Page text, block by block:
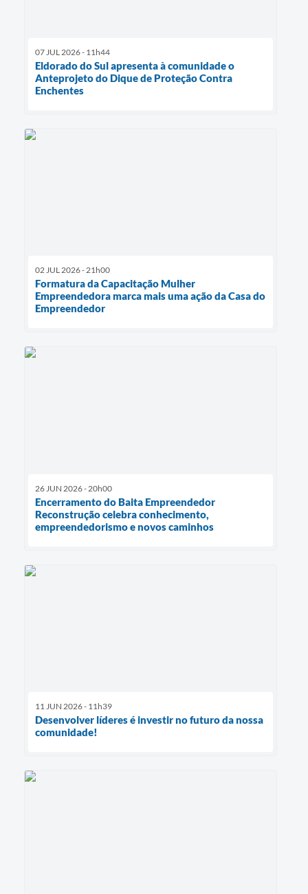
07 JUL 2026 - 11h44
Eldorado do Sul apresenta à comunidade o
Anteprojeto do Dique de Proteção Contra
Enchentes
02 JUL 2026 - 21h00
Formatura da Capacitação Mulher
Empreendedora marca mais uma ação da Casa do
Empreendedor
26 JUN 2026 - 20h00
Encerramento do Baita Empreendedor
Reconstrução celebra conhecimento,
empreendedorismo e novos caminhos
11 JUN 2026 - 11h39
Desenvolver líderes é investir no futuro da nossa
comunidade!